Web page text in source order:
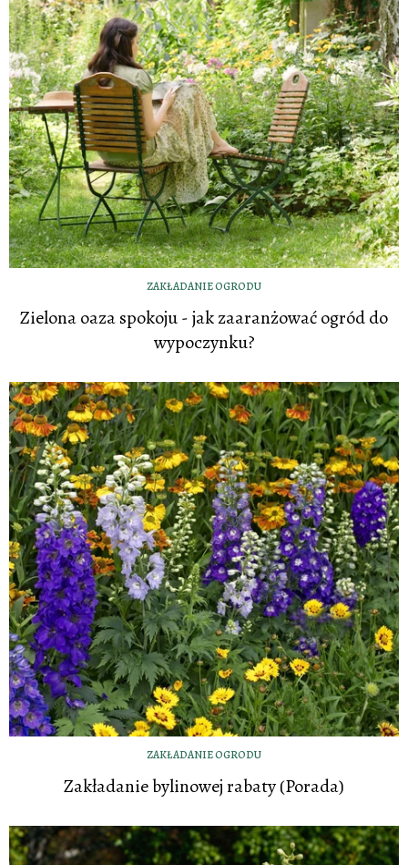
ZAKŁADANIE OGRODU
Zielona oaza spokoju - jak zaaranżować ogród do
wypoczynku?
ZAKŁADANIE OGRODU
Zakładanie bylinowej rabaty (Porada)